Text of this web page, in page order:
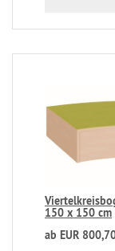
150 x 150 cm
ab EUR